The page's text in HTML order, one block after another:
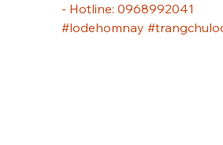
- Hotline: 0968992041
#lodehomnay